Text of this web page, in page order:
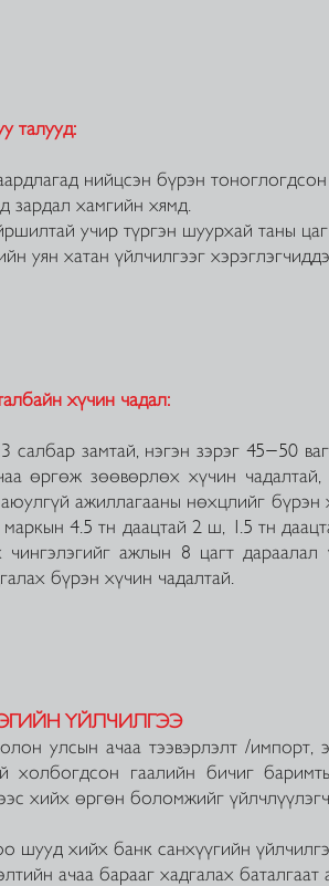
талууд:
нийцсэн бүрэн тоноглогдсон
зардал хамгийн хямд.
учир түргэн шуурхай таны цаг
уян хатан үйлчилгээг
хүчин чадал:
замтай, нэгэн зэрэг 45-50
өргөж зөөвөрлөх хүчин
ажиллагааны нөхцлийг бүрэн
4.5 тн даацтай 2 ш, 1.5 тн
ажлын 8 цагт
бүрэн хүчин чадалтай.
ҮЙЛЧИЛГЭЭ
улсын ачаа тээвэрлэлт /
холбогдсон гаалийн бичиг
хийх өргөн боломжийг
хийх банк санхүүгийн
ачаа барааг хадгалах баталгаат